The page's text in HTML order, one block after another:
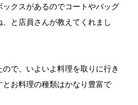
ックスがあるのでコートやバッグ
、と店員さんが教えてくれまし
ので、いよいよ料理を取りに行き
とお料理の種類はかなり豊富で